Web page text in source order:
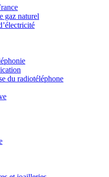
gaz naturel
du radiotéléphone